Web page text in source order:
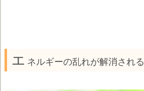
エ ネルギーの乱れが解消され